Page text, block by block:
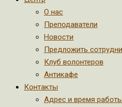
О нас
Преподаватели
Новости
Предложить
Клуб волонтеров
Антикафе
Контакты
Адрес и время работы